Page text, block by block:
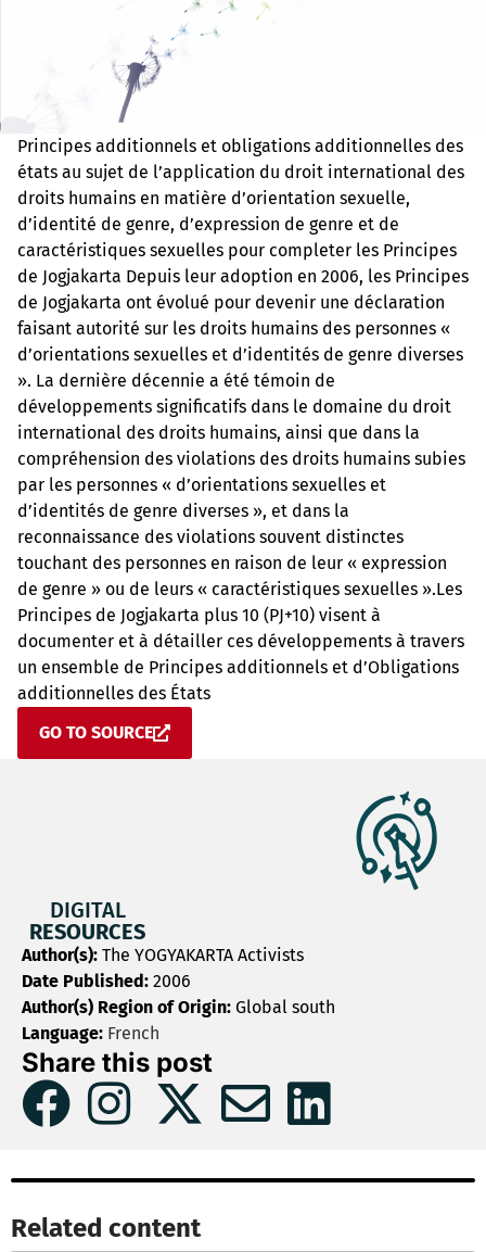
Principes additionnels et obligations additionnelles des
états au sujet de l’application du droit international des
droits humains en matière d’orientation sexuelle,
d’identité de genre, d’expression de genre et de
caractéristiques sexuelles pour completer les Principes
de Jogjakarta Depuis leur adoption en 2006, les Principes
de Jogjakarta ont évolué pour devenir une déclaration
faisant autorité sur les droits humains des personnes «
d’orientations sexuelles et d’identités de genre diverses
». La dernière décennie a été témoin de
développements significatifs dans le domaine du droit
international des droits humains, ainsi que dans la
compréhension des violations des droits humains subies
par les personnes « d’orientations sexuelles et
d’identités de genre diverses », et dans la
reconnaissance des violations souvent distinctes
touchant des personnes en raison de leur « expression
de genre » ou de leurs « caractéristiques sexuelles ».Les
Principes de Jogjakarta plus 10 (PJ+10) visent à
documenter et à détailler ces développements à travers
un ensemble de Principes additionnels et d’Obligations
additionnelles des États
GO TO SOURCE
DIGITAL
RESOURCES
Author(s): The YOGYAKARTA Activists
Date Published: 2006
Author(s) Region of Origin: Global south
Language: French
Share this post
Related content​